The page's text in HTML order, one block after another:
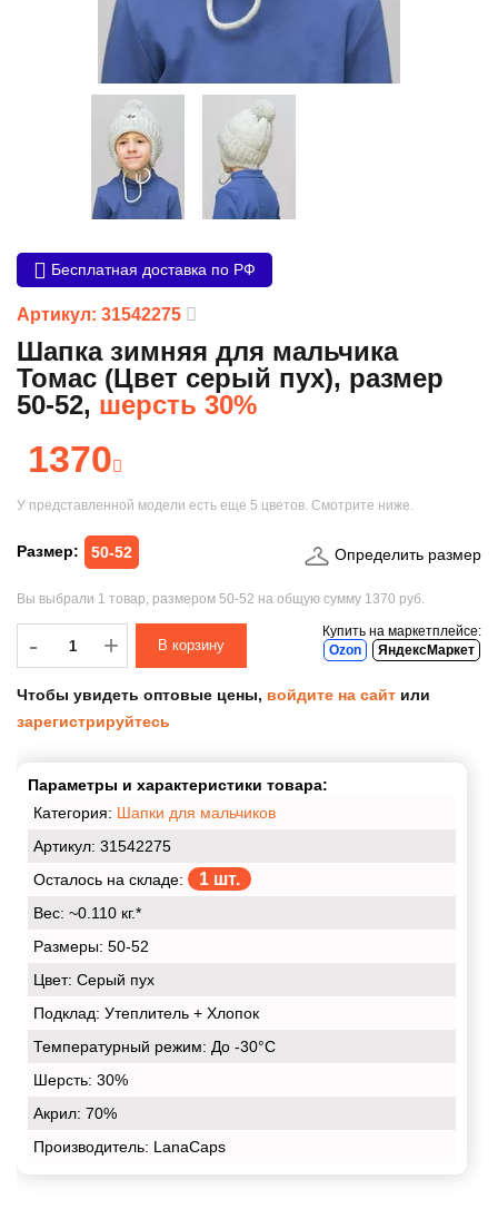
Бесплатная доставка по РФ
Артикул: 31542275
Шапка зимняя для мальчика
Томас (Цвет серый пух), размер
50-52, шерсть 30%
1370
У представленной модели есть еще 5 цветов. Смотрите ниже.
Размер: 50-52 Определить размер
Вы выбрали 1 товар, размером 50-52 на общую сумму 1370 руб.
-
- +
Купить на маркетплейсе:
Ozon
ЯндексМаркет
Чтобы увидеть оптовые цены, войдите на сайт или
зарегистрируйтесь
Параметры и характеристики товара:
Категория: Шапки для мальчиков
Артикул: 31542275
Осталось на складе:
1 шт.
Вес: ~0.110 кг.*
Размеры: 50-52
Цвет: Серый пух
Подклад: Утеплитель + Хлопок
Температурный режим: До -30°С
Шерсть: 30%
Акрил: 70%
Производитель: LanaCaps